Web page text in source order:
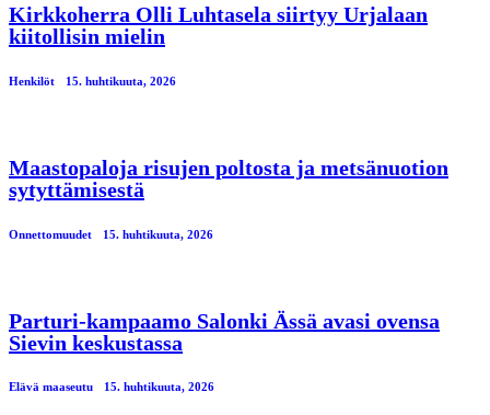
Kirkkoherra Olli Luhtasela siirtyy Urjalaan
kiitollisin mielin
Henkilöt 15. huhtikuuta, 2026
Maastopaloja risujen poltosta ja metsänuotion
sytyttämisestä
Onnettomuudet 15. huhtikuuta, 2026
Parturi-kampaamo Salonki Ässä avasi ovensa
Sievin keskustassa
Elävä maaseutu 15. huhtikuuta, 2026